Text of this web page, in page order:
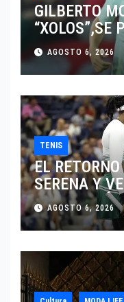
GILBERTO
“XOLOS”,SE
JUGAR EN
AGOSTO 6, 2026
TENIS
EL
SERENA Y
CINCINNATI
AGOSTO 6, 2026